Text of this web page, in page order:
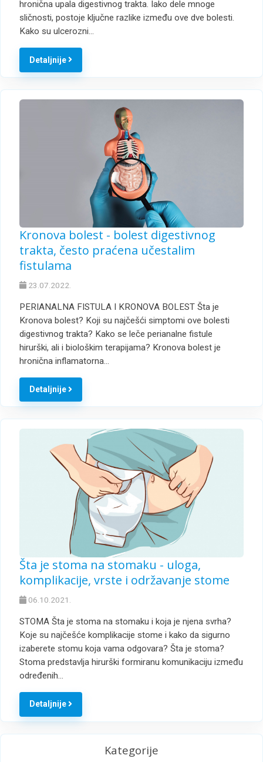
hronična upala digestivnog trakta. Iako dele mnoge
sličnosti, postoje ključne razlike između ove dve bolesti.
Kako su ulcerozni…
Detaljnije
Kronova bolest - bolest digestivnog
trakta, često praćena učestalim
fistulama
23.07.2022.
PERIANALNA FISTULA I KRONOVA BOLEST Šta je
Kronova bolest? Koji su najčešći simptomi ove bolesti
digestivnog trakta? Kako se leče perianalne fistule
hirurški, ali i biološkim terapijama? Kronova bolest je
hronična inflamatorna…
Detaljnije
Šta je stoma na stomaku - uloga,
komplikacije, vrste i održavanje stome
06.10.2021.
STOMA Šta je stoma na stomaku i koja je njena svrha?
Koje su najčešće komplikacije stome i kako da sigurno
izaberete stomu koja vama odgovara? Šta je stoma?
Stoma predstavlja hirurški formiranu komunikaciju između
određenih…
Detaljnije
Kategorije